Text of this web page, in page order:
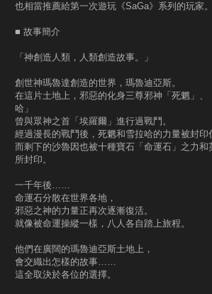
也相當推薦給第一次遊玩《SaGa》系列的玩家。
■ 故事簡介
「神創造人類，人類創造故事。」
創世神瑪魯達創造的世界，瑪魯迪亞斯。
在這片土地上，邪惡的化身三尊邪神「死魍」、
哈」
曾與眾神之首「埃羅爾」進行過戰鬥。
經過漫長的戰鬥後，死魍和雪拉哈的力量被封印
而剩下的沙魯因也被十種寶石「命運石」之力和
所封印。
一千年後……
命運石分散在世界各地，
邪惡之神的力量正再次逐漸復活。
就像被命運操縱一樣，八人各自踏上旅程。
他們在廣闊的瑪魯迪亞斯土地上，
會交織出怎樣的故事……
這全取決於各位的選擇。